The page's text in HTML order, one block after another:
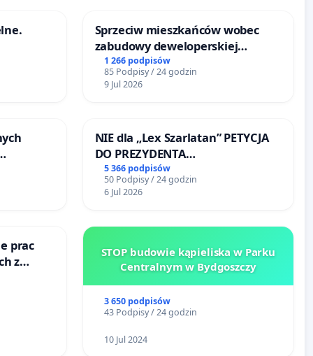
Sprzeciw mieszkańców wobec
zabudowy deweloperskiej
terenow zielonych w rejonie
Bulwarów Straceńskich w
Bielsku-Białej
1 266 podpisów
85 Podpisy / 24 godzin
9 Jul 2026
NIE dla „Lex Szarlatan” PETYCJA
DO PREZYDENTA
RZECZYPOSPOLITEJ POLSKIEJ
5 366 podpisów
50 Podpisy / 24 godzin
6 Jul 2026
prac
z
STOP budowie kąpieliska w Parku
Centralnym w Bydgoszczy
3 650 podpisów
43 Podpisy / 24 godzin
10 Jul 2024